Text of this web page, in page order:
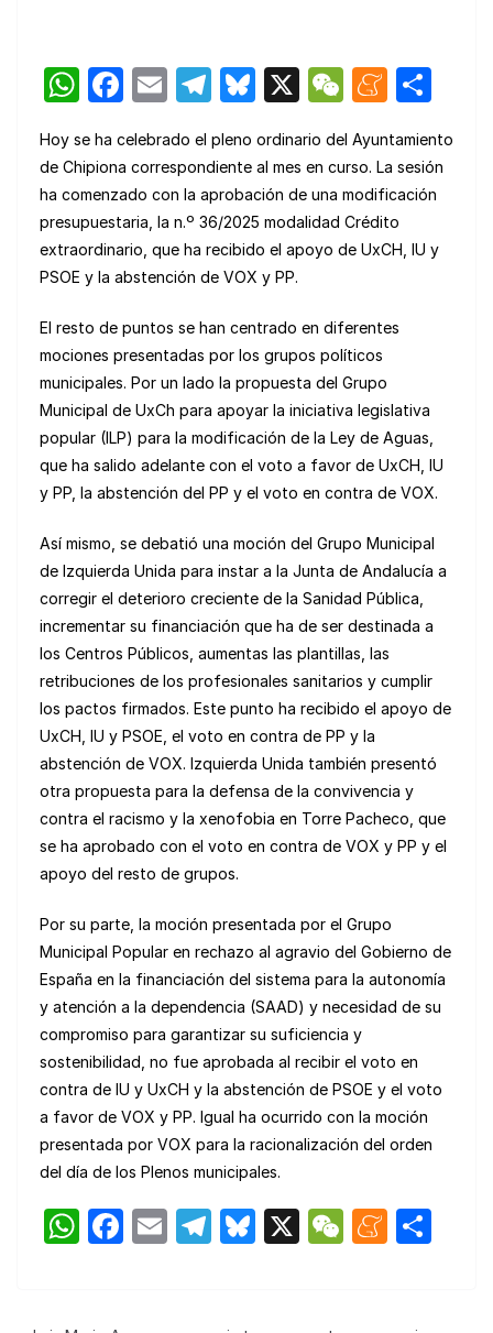
W
at
s
A
p
p
F
c
e
b
o
o
k
E
ail
T
e
gr
a
m
Bl
e
s
k
y
X
W
C
h
at
M
n
e
a
m
m
p
tir
Hoy se ha celebrado el pleno ordinario del Ayuntamiento
de Chipiona correspondiente al mes en curso. La sesión
ha comenzado con la aprobación de una modificación
presupuestaria, la n.º 36/2025 modalidad Crédito
extraordinario, que ha recibido el apoyo de UxCH, IU y
PSOE y la abstención de VOX y PP.
El resto de puntos se han centrado en diferentes
mociones presentadas por los grupos políticos
municipales. Por un lado la propuesta del Grupo
Municipal de UxCh para apoyar la iniciativa legislativa
popular (ILP) para la modificación de la Ley de Aguas,
que ha salido adelante con el voto a favor de UxCH, IU
y PP, la abstención del PP y el voto en contra de VOX.
Así mismo, se debatió una moción del Grupo Municipal
de Izquierda Unida para instar a la Junta de Andalucía a
corregir el deterioro creciente de la Sanidad Pública,
incrementar su financiación que ha de ser destinada a
los Centros Públicos, aumentas las plantillas, las
retribuciones de los profesionales sanitarios y cumplir
los pactos firmados. Este punto ha recibido el apoyo de
UxCH, IU y PSOE, el voto en contra de PP y la
abstención de VOX. Izquierda Unida también presentó
otra propuesta para la defensa de la convivencia y
contra el racismo y la xenofobia en Torre Pacheco, que
se ha aprobado con el voto en contra de VOX y PP y el
apoyo del resto de grupos.
Por su parte, la moción presentada por el Grupo
Municipal Popular en rechazo al agravio del Gobierno de
España en la financiación del sistema para la autonomía
y atención a la dependencia (SAAD) y necesidad de su
compromiso para garantizar su suficiencia y
sostenibilidad, no fue aprobada al recibir el voto en
contra de IU y UxCH y la abstención de PSOE y el voto
a favor de VOX y PP. Igual ha ocurrido con la moción
presentada por VOX para la racionalización del orden
del día de los Plenos municipales.
W F
E
T
Bl X
W M